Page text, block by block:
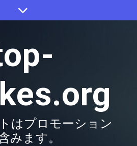
はプロモーション
みます。